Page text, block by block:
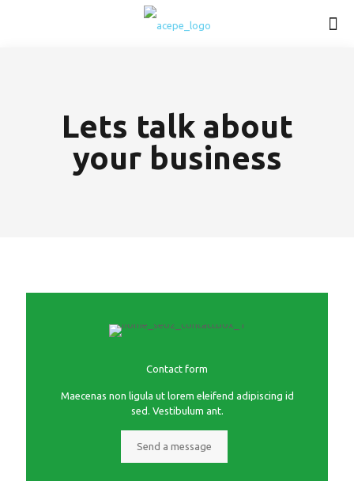
Lets talk about
your business
Contact form
Maecenas non ligula ut lorem eleifend adipiscing id
sed. Vestibulum ant.
Send a message